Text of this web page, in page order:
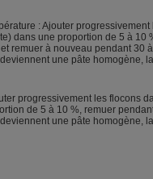
: Ajouter
dans une proportion de 5 à 10
remuer à nouveau pendant 30
une pâte homogène,
progressivement les flocons
de 5 à 10 %, remuer
une pâte homogène,